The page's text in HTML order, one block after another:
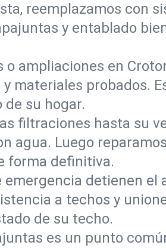
reemplazamos con
y entablado
o ampliaciones en
materiales probados.
su hogar.
filtraciones hasta su
agua. Luego
forma definitiva.
emergencia detienen
a techos y
de su techo.
es un punto